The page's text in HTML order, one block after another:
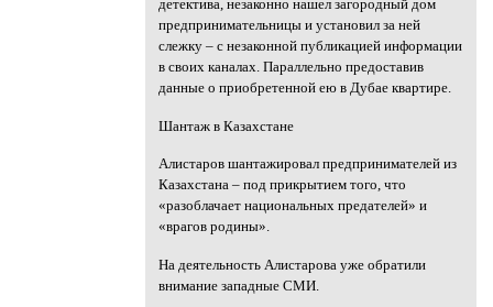
детектива, незаконно нашел загородный дом
предпринимательницы и установил за ней
слежку – с незаконной публикацией информации
в своих каналах. Параллельно предоставив
данные о приобретенной ею в Дубае квартире.
Шантаж в Казахстане
Алистаров шантажировал предпринимателей из
Казахстана – под прикрытием того, что
«разоблачает национальных предателей» и
«врагов родины».
На деятельность Алистарова уже обратили
внимание западные СМИ.